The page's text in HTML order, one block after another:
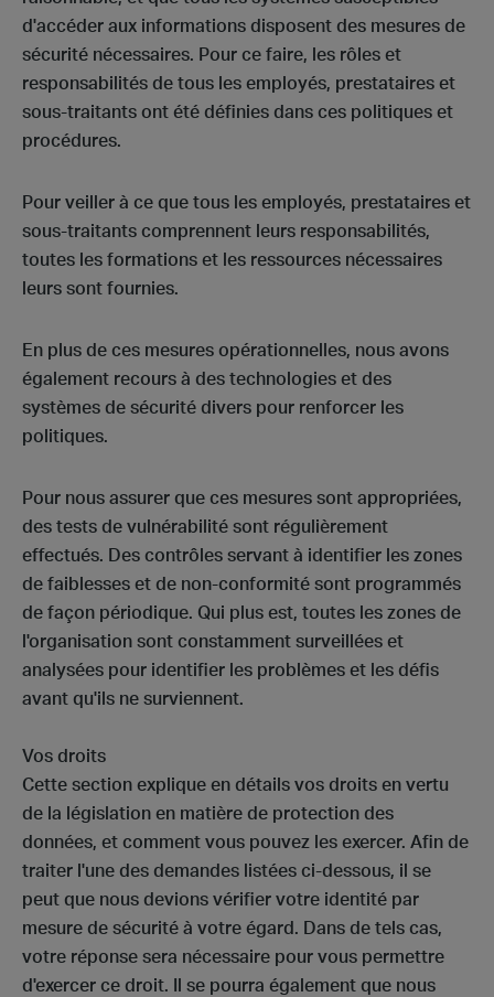
d'accéder aux informations disposent des mesures de
sécurité nécessaires. Pour ce faire, les rôles et
responsabilités de tous les employés, prestataires et
sous-traitants ont été définies dans ces politiques et
procédures.
Pour veiller à ce que tous les employés, prestataires et
sous-traitants comprennent leurs responsabilités,
toutes les formations et les ressources nécessaires
leurs sont fournies.
En plus de ces mesures opérationnelles, nous avons
également recours à des technologies et des
systèmes de sécurité divers pour renforcer les
politiques.
Pour nous assurer que ces mesures sont appropriées,
des tests de vulnérabilité sont régulièrement
effectués. Des contrôles servant à identifier les zones
de faiblesses et de non-conformité sont programmés
de façon périodique. Qui plus est, toutes les zones de
l'organisation sont constamment surveillées et
analysées pour identifier les problèmes et les défis
avant qu'ils ne surviennent.
Vos droits
Cette section explique en détails vos droits en vertu
de la législation en matière de protection des
données, et comment vous pouvez les exercer. Afin de
traiter l'une des demandes listées ci-dessous, il se
peut que nous devions vérifier votre identité par
mesure de sécurité à votre égard. Dans de tels cas,
votre réponse sera nécessaire pour vous permettre
d'exercer ce droit. Il se pourra également que nous